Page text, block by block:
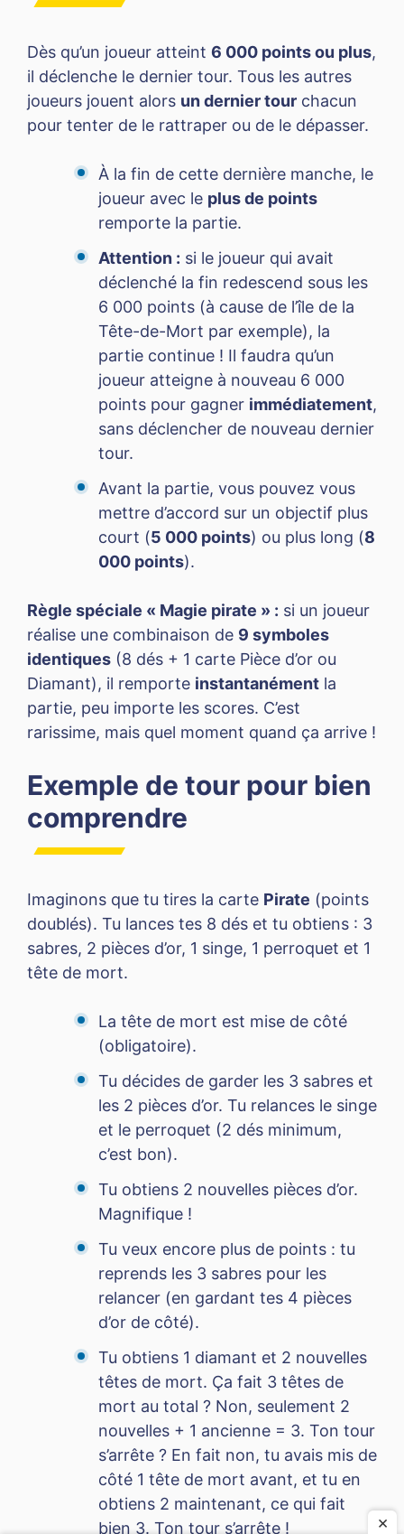
Dès qu’un joueur atteint 6 000 points ou plus,
il déclenche le dernier tour. Tous les autres
joueurs jouent alors un dernier tour chacun
pour tenter de le rattraper ou de le dépasser.
À la fin de cette dernière manche, le
joueur avec le plus de points
remporte la partie.
Attention : si le joueur qui avait
déclenché la fin redescend sous les
6 000 points (à cause de l’île de la
Tête-de-Mort par exemple), la
partie continue ! Il faudra qu’un
joueur atteigne à nouveau 6 000
points pour gagner immédiatement,
sans déclencher de nouveau dernier
tour.
Avant la partie, vous pouvez vous
mettre d’accord sur un objectif plus
court (5 000 points) ou plus long (8
000 points).
Règle spéciale « Magie pirate » : si un joueur
réalise une combinaison de 9 symboles
identiques (8 dés + 1 carte Pièce d’or ou
Diamant), il remporte instantanément la
partie, peu importe les scores. C’est
rarissime, mais quel moment quand ça arrive !
Exemple de tour pour bien
comprendre
Imaginons que tu tires la carte Pirate (points
doublés). Tu lances tes 8 dés et tu obtiens : 3
sabres, 2 pièces d’or, 1 singe, 1 perroquet et 1
tête de mort.
La tête de mort est mise de côté
(obligatoire).
Tu décides de garder les 3 sabres et
les 2 pièces d’or. Tu relances le singe
et le perroquet (2 dés minimum,
c’est bon).
Tu obtiens 2 nouvelles pièces d’or.
Magnifique !
Tu veux encore plus de points : tu
reprends les 3 sabres pour les
relancer (en gardant tes 4 pièces
d’or de côté).
Tu obtiens 1 diamant et 2 nouvelles
têtes de mort. Ça fait 3 têtes de
mort au total ? Non, seulement 2
nouvelles + 1 ancienne = 3. Ton tour
s’arrête ? En fait non, tu avais mis de
côté 1 tête de mort avant, et tu en
obtiens 2 maintenant, ce qui fait
bien 3. Ton tour s’arrête !
×